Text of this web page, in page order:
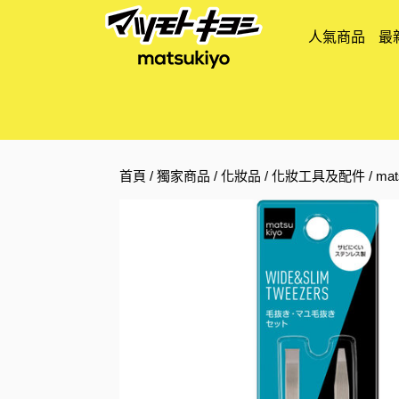
人氣商品 最
首頁 /獨家商品 /化妝品 /化妝工具及配件 /